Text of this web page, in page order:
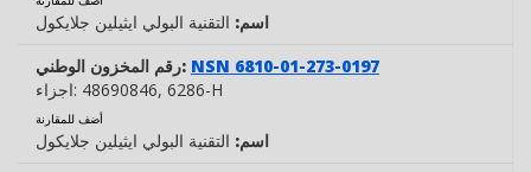
اسم: التقنية البولي ايثيلين جلايكول
رقم المخزون الوطني: NSN 6810-01-273-0197
اجزاء: 48690846, 6286-H
أضف للمقارنة
اسم: التقنية البولي ايثيلين جلايكول